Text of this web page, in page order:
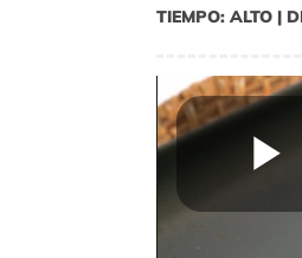
TIEMPO: ALTO |